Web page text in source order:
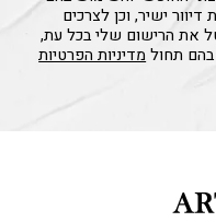
ישיר, וכן לצרכים
את הרישום שלי בכל עת,
בהם תחולמדיניות הפרטיות